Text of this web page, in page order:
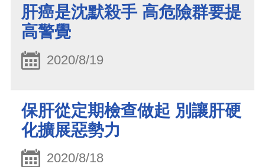
肝癌是沈默殺手 高危險群要提
高警覺
2020/8/19
保肝從定期檢查做起 別讓肝硬
化擴展惡勢力
2020/8/18